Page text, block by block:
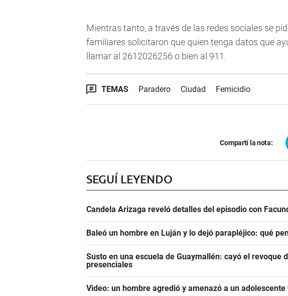
Mientras tanto, a través de las redes sociales se
familiares solicitaron que quien tenga datos que
llamar al 2612026256 o bien al 911.
TEMAS Paradero Ciudad Femicidio
Compartí la nota:
SEGUÍ LEYENDO
Candela Arizaga reveló detalles del episodio con
Baleó un hombre en Luján y lo dejó parapléjico: qué
Susto en una escuela de Guaymallén: cayó el revoque
presenciales
Video: un hombre agredió y amenazó a un